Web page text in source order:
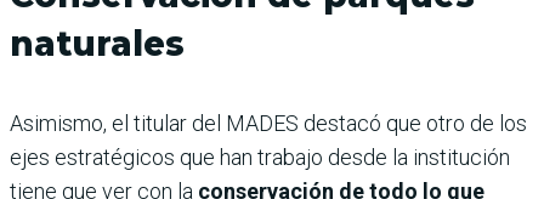
naturales
Asimismo, el titular del MADES destacó que otro de los
ejes estratégicos que han trabajo desde la institución
tiene que ver con la conservación de todo lo que